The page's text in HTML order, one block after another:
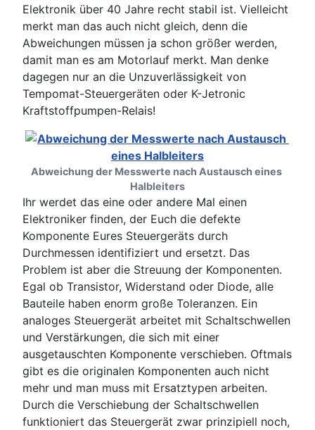
Elektronik über 40 Jahre recht stabil ist. Vielleicht
merkt man das auch nicht gleich, denn die
Abweichungen müssen ja schon größer werden,
damit man es am Motorlauf merkt. Man denke
dagegen nur an die Unzuverlässigkeit von
Tempomat-Steuergeräten oder K-Jetronic
Kraftstoffpumpen-Relais!
Abweichung der Messwerte nach Austausch eines
Halbleiters
Ihr werdet das eine oder andere Mal einen
Elektroniker finden, der Euch die defekte
Komponente Eures Steuergeräts durch
Durchmessen identifiziert und ersetzt. Das
Problem ist aber die Streuung der Komponenten.
Egal ob Transistor, Widerstand oder Diode, alle
Bauteile haben enorm große Toleranzen. Ein
analoges Steuergerät arbeitet mit Schaltschwellen
und Verstärkungen, die sich mit einer
ausgetauschten Komponente verschieben. Oftmals
gibt es die originalen Komponenten auch nicht
mehr und man muss mit Ersatztypen arbeiten.
Durch die Verschiebung der Schaltschwellen
funktioniert das Steuergerät zwar prinzipiell noch,